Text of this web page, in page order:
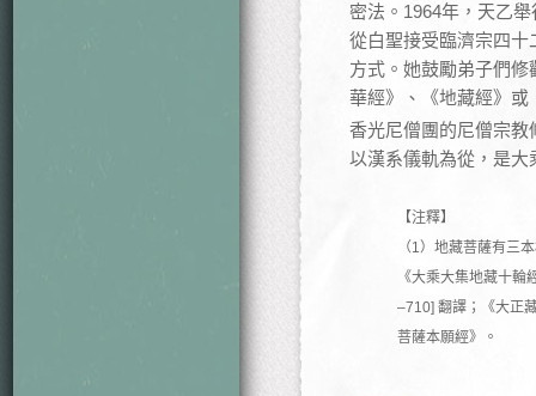
密法。1964年，天乙
從白聖接受臨濟宗四
方式。她鼓勵弟子們
華經》、《地藏經》或
香光尼僧團的尼僧宗
以漢系儀軌為從，是大
【注釋】
（1）地藏菩薩有三
《大乘大集地藏十
–710] 翻譯；《大正
菩薩本願經》。